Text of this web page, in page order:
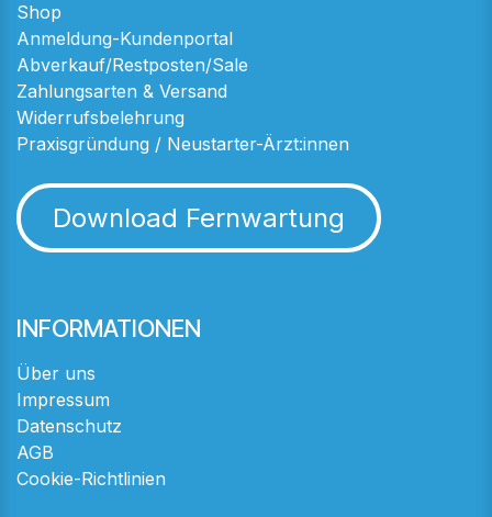
Shop
Anmeldung-Kundenportal
Abverkauf/Restposten/Sale
Zahlungsarten & Versand
Widerrufsbelehrung
Praxisgründung / Neustarter-Ärzt:innen
Download Fernwartung
INFORMATIONEN
Über uns
Impressum
Datenschutz
AGB
Cookie-Richtlinien